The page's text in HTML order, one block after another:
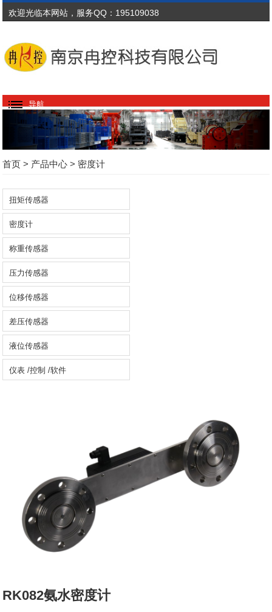
欢迎光临本网站，服务QQ：195109038
导航
首页 > 产品中心 > 密度计
扭矩传感器
密度计
称重传感器
压力传感器
位移传感器
差压传感器
液位传感器
仪表 /控制 /软件
RK082氨水密度计